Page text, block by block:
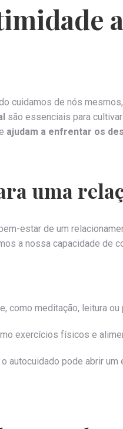
cuidamos de nós
são essenciais para
ajudam a enfrentar os
uma
estar de um
a nossa capacidade de
como meditação, leitura
exercícios físicos e
autocuidado pode abrir